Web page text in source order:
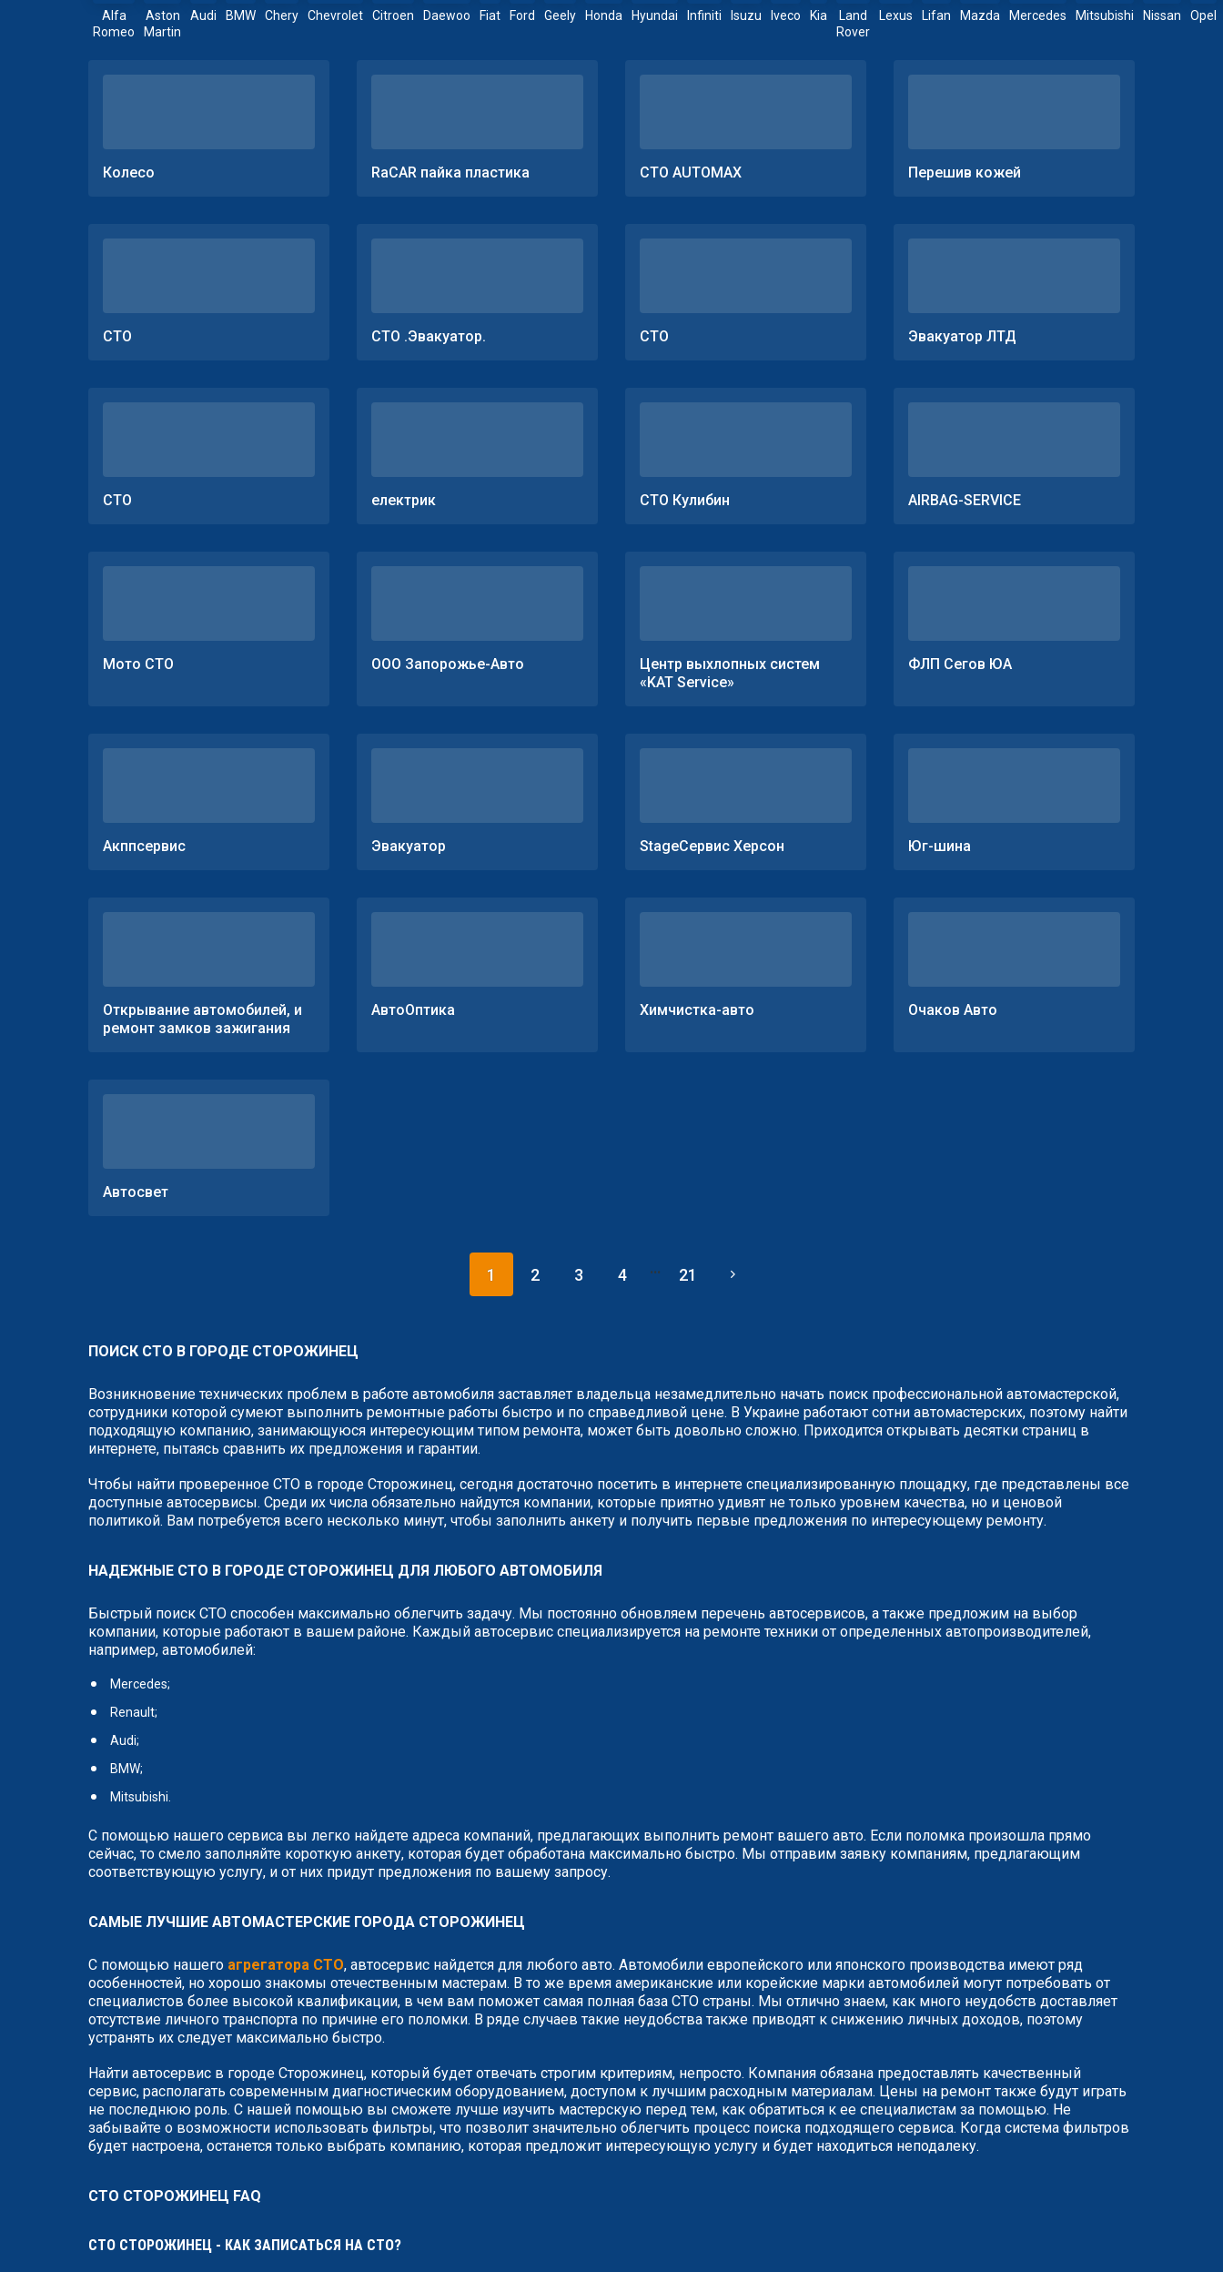
Alfa
Romeo
Aston
Martin
Audi BMW Chery Chevrolet Citroen Daewoo Fiat Ford Geely Honda Hyundai Infiniti Isuzu Iveco Kia
Land
Rover
Lexus Lifan Mazda Mercedes Mitsubishi Nissan Opel
Колесо RaCAR пайка пластика СТО AUTOMAX Перешив кожей
СТО СТО .Эвакуатор. СТО Эвакуатор ЛТД
СТО електрик СТО Кулибин AIRBAG-SERVICE
Мото СТО ООО Запорожье-Авто
Центр выхлопных систем
«KAT Service»
ФЛП Сегов ЮА
Акппсервис Эвакуатор StageСервис Херсон Юг-шина
Открывание автомобилей, и
ремонт замков зажигания
АвтоОптика Химчистка-авто Очаков Авто
Автосвет
1 2 3 4 ... 21
ПОИСК СТО В ГОРОДЕ СТОРОЖИНЕЦ
Возникновение технических проблем в работе автомобиля заставляет владельца незамедлительно начать поиск профессиональной автомастерской,
сотрудники которой сумеют выполнить ремонтные работы быстро и по справедливой цене. В Украине работают сотни автомастерских, поэтому найти
подходящую компанию, занимающуюся интересующим типом ремонта, может быть довольно сложно. Приходится открывать десятки страниц в
интернете, пытаясь сравнить их предложения и гарантии.
Чтобы найти проверенное СТО в городе Сторожинец, сегодня достаточно посетить в интернете специализированную площадку, где представлены все
доступные автосервисы. Среди их числа обязательно найдутся компании, которые приятно удивят не только уровнем качества, но и ценовой
политикой. Вам потребуется всего несколько минут, чтобы заполнить анкету и получить первые предложения по интересующему ремонту.
НАДЕЖНЫЕ СТО В ГОРОДЕ СТОРОЖИНЕЦ ДЛЯ ЛЮБОГО АВТОМОБИЛЯ
Быстрый поиск СТО способен максимально облегчить задачу. Мы постоянно обновляем перечень автосервисов, а также предложим на выбор
компании, которые работают в вашем районе. Каждый автосервис специализируется на ремонте техники от определенных автопроизводителей,
например, автомобилей:
Mercedes;
Renault;
Audi;
BMW;
Mitsubishi.
С помощью нашего сервиса вы легко найдете адреса компаний, предлагающих выполнить ремонт вашего авто. Если поломка произошла прямо
сейчас, то смело заполняйте короткую анкету, которая будет обработана максимально быстро. Мы отправим заявку компаниям, предлагающим
соответствующую услугу, и от них придут предложения по вашему запросу.
САМЫЕ ЛУЧШИЕ АВТОМАСТЕРСКИЕ ГОРОДА СТОРОЖИНЕЦ
С помощью нашего агрегатора СТО, автосервис найдется для любого авто. Автомобили европейского или японского производства имеют ряд
особенностей, но хорошо знакомы отечественным мастерам. В то же время американские или корейские марки автомобилей могут потребовать от
специалистов более высокой квалификации, в чем вам поможет самая полная база СТО страны. Мы отлично знаем, как много неудобств доставляет
отсутствие личного транспорта по причине его поломки. В ряде случаев такие неудобства также приводят к снижению личных доходов, поэтому
устранять их следует максимально быстро.
Найти автосервис в городе Сторожинец, который будет отвечать строгим критериям, непросто. Компания обязана предоставлять качественный
сервис, располагать современным диагностическим оборудованием, доступом к лучшим расходным материалам. Цены на ремонт также будут играть
не последнюю роль. С нашей помощью вы сможете лучше изучить мастерскую перед тем, как обратиться к ее специалистам за помощью. Не
забывайте о возможности использовать фильтры, что позволит значительно облегчить процесс поиска подходящего сервиса. Когда система фильтров
будет настроена, останется только выбрать компанию, которая предложит интересующую услугу и будет находиться неподалеку.
СТО СТОРОЖИНЕЦ FAQ
СТО СТОРОЖИНЕЦ - КАК ЗАПИСАТЬСЯ НА СТО?